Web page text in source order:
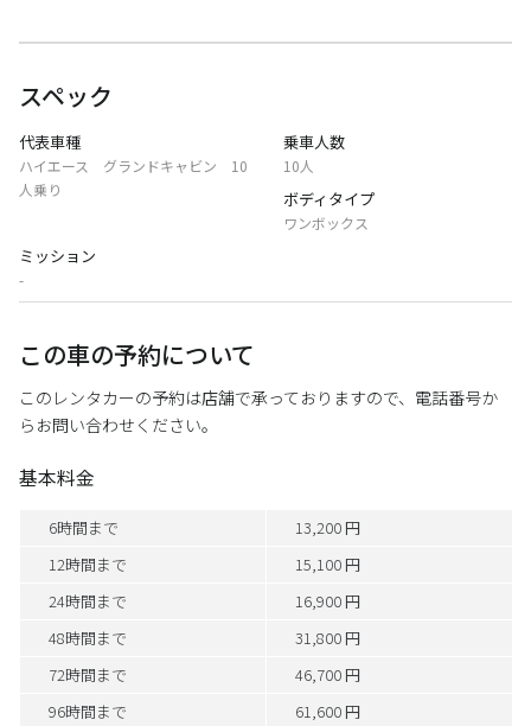
スペック
代表車種
ハイエース グランドキャビン 10
人乗り
乗車人数
10人
ボディタイプ
ワンボックス
ミッション
-
この車の予約について
このレンタカーの予約は店舗で承っておりますので、電話番号か
らお問い合わせください。
基本料金
6時間まで
13,200 円
12時間まで
15,100 円
24時間まで
16,900 円
48時間まで
31,800 円
72時間まで
46,700 円
96時間まで
61,600 円